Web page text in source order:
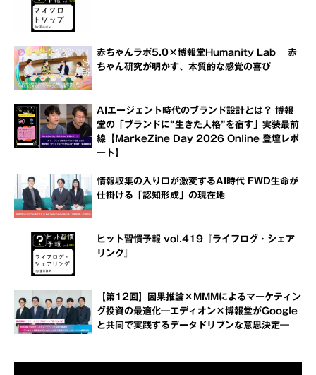
赤ちゃんラボ5.0×博報堂Humanity Lab 赤
ちゃん研究が明かす、本質的な感覚の喜び
AIエージェント時代のブランド設計とは？ 博報
堂の「ブランドに“生きた人格”を宿す」実装最前
線【MarkeZine Day 2026 Online 登壇レポ
ート】
情報収集の入り口が激変するAI時代 FWD生命が
仕掛ける「認知形成」の現在地
ヒット習慣予報 vol.419『ライフログ・シェア
リング』
【第12回】因果推論×MMMによるマーケティン
グ投資の最適化―エディオン×博報堂がGoogle
と共同で実践するデータドリブンな意思決定―